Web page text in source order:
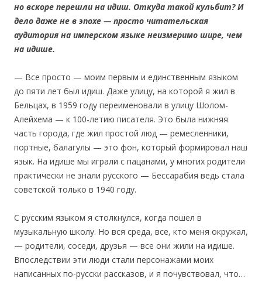
но вскоре перешли на идиш. Откуда такой кульбит? И
дело даже не в эпохе — просто читательская
аудитория на имперском языке неизмеримо шире, чем
на идише.
— Все просто — моим первым и единственным языком
до пяти лет был идиш. Даже улицу, на которой я жил в
Бельцах, в 1959 году переименовали в улицу Шолом-
Алейхема — к 100-летию писателя. Это была нижняя
часть города, где жил простой люд — ремесленники,
портные, балагулы — это фон, который формировал наш
язык. На идише мы играли с пацанами, у многих родители
практически не знали русского — Бессарабия ведь стала
советской только в 1940 году.
С русским языком я столкнулся, когда пошел в
музыкальную школу. Но вся среда, все, кто меня окружал,
— родители, соседи, друзья — все они жили на идише.
Впоследствии эти люди стали персонажами моих
написанных по-русски рассказов, и я почувствовал, что…